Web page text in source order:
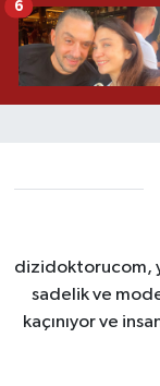
6
dizidoktorucom,
sadelik ve
kaçınıyor ve